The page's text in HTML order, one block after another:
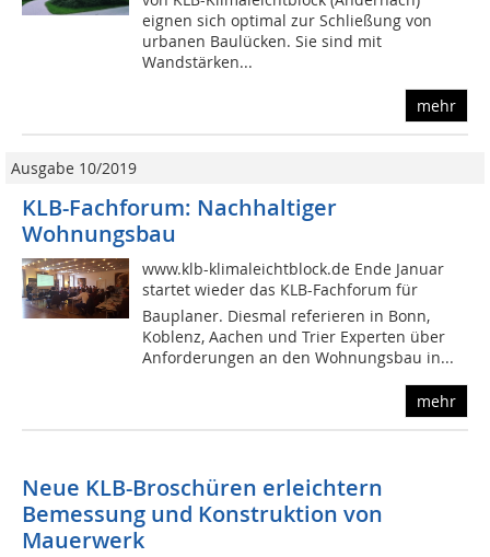
eignen sich optimal zur Schließung von
urbanen Baulücken. Sie sind mit
Wandstärken...
mehr
Ausgabe 10/2019
KLB-Fachforum: Nachhaltiger
Wohnungsbau
www.klb-klimaleichtblock.de Ende Januar
startet wieder das KLB-Fachforum für
Bauplaner. Diesmal referieren in Bonn,
Koblenz, Aachen und Trier Experten über
Anforderungen an den Wohnungsbau in...
mehr
Neue KLB-Broschüren erleichtern
Bemessung und Konstruktion von
Mauerwerk